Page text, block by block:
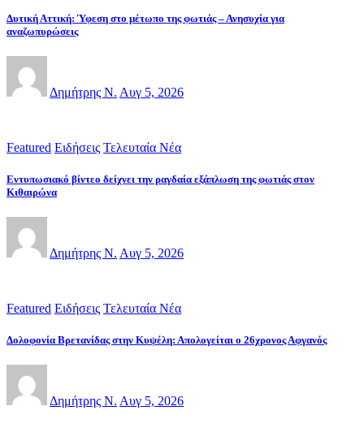
Δυτική Αττική: Ύφεση στο μέτωπο της φωτιάς – Ανησυχία για
αναζωπυρώσεις
Δημήτρης Ν. Αυγ 5, 2026
Featured Ειδήσεις Τελευταία Νέα
Εντυπωσιακό βίντεο δείχνει την ραγδαία εξάπλωση της φωτιάς στον
Κιθαιρώνα
Δημήτρης Ν. Αυγ 5, 2026
Featured Ειδήσεις Τελευταία Νέα
Δολοφονία Βρετανίδας στην Κυψέλη: Απολογείται ο 26χρονος Αφγανός
Δημήτρης Ν. Αυγ 5, 2026